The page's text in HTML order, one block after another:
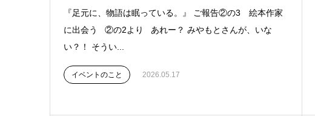
『足元に、物語は眠っている。』 ご報告②の3 絵本作家
に出会う ②の2より あれー？ みやもとさんが、いな
い？！ そうい...
イベントのこと 2026.05.17